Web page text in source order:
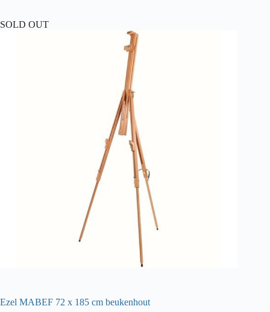
SOLD OUT
Ezel MABEF 72 x 185 cm beukenhout